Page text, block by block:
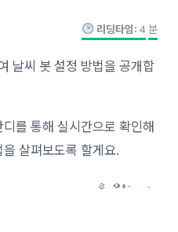
리딩타임: 4 분
날씨 봇 설정 방법을 공개합
를 통해 실시간으로 확인해
살펴보도록 할게요.